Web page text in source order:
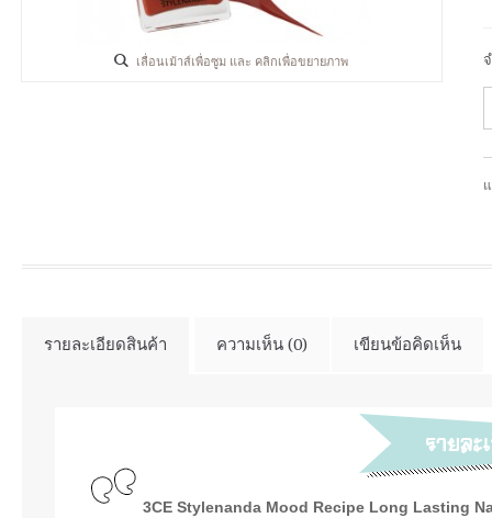
เลื่อนเม้าส์เพื่อซูม และ คลิกเพื่อขยายภาพ
รายละเอียดสินค้า ความเห็น (0) เขียนข้อคิดเห็น
3CE Stylenanda Mood Recipe Long Lasting